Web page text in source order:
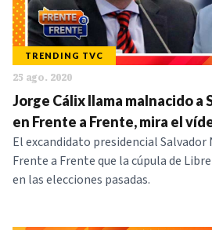
TRENDING TVC
25 ago. 2020
Jorge Cálix llama malnacido a
en Frente a Frente, mira el
El excandidato presidencial Salvador
Frente a Frente que la cúpula de
en las elecciones pasadas.